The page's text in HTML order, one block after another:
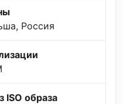
Россия
ISO образа